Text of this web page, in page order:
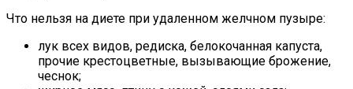
Что нельзя на диете при удаленном желчном пузыре:
лук всех видов, редиска, белокочанная капуста,
прочие крестоцветные, вызывающие брожение,
чеснок;